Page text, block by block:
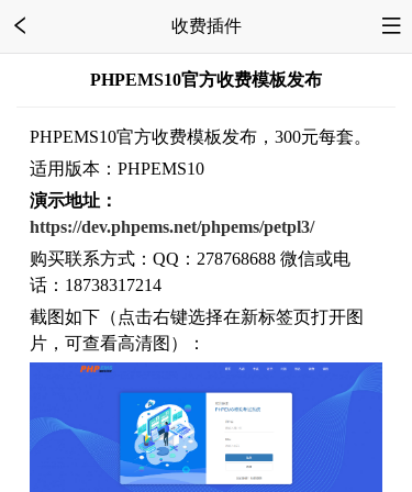
收费插件
PHPEMS10官方收费模板发布
PHPEMS10官方收费模板发布，300元每套。
适用版本：PHPEMS10
演示地址：
https://dev.phpems.net/phpems/petpl3/
购买联系方式：QQ：278768688 微信或电
话：18738317214
截图如下（点击右键选择在新标签页打开图
片，可查看高清图）：